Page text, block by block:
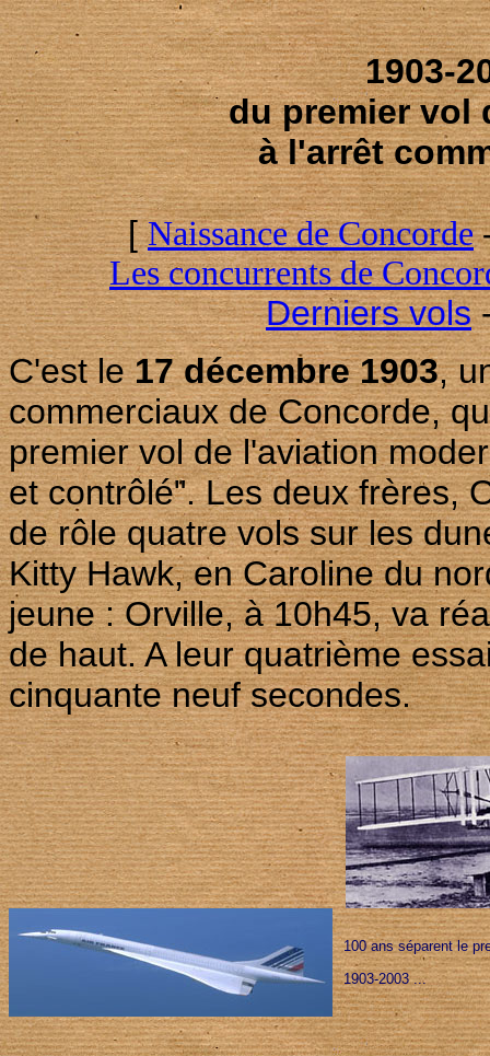
1903-
du premier vol
à l'arrêt
[ Naissance de Concorde
Les concurrents de
Derniers vols
C'est le17 décembre 1903,
commerciaux de Concorde,
premier vol de l'aviation
et contrôlé". Les deux frères,
de rôle quatre vols sur les
Kitty Hawk, en Caroline du
jeune : Orville, à 10h45, va
de haut. A leur quatrième
cinquante neuf secondes.
100 ans séparent le
1903-2003 ...